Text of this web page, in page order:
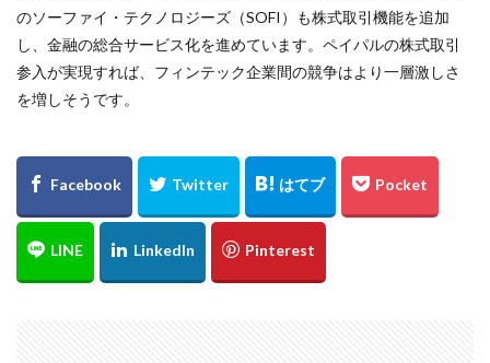
のソーファイ・テクノロジーズ（SOFI）も株式取引機能を追加
し、金融の総合サービス化を進めています。ペイパルの株式取引
参入が実現すれば、フィンテック企業間の競争はより一層激しさ
を増しそうです。